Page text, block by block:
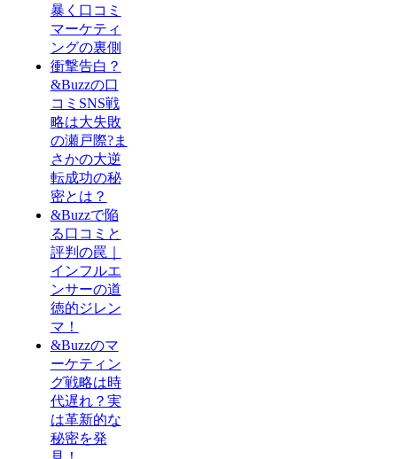
暴く口コミ
マーケティ
ングの裏側
衝撃告白？
&Buzzの口
コミSNS戦
略は大失敗
の瀬戸際?ま
さかの大逆
転成功の秘
密とは？
&Buzzで陥
る口コミと
評判の罠｜
インフルエ
ンサーの道
徳的ジレン
マ！
&Buzzのマ
ーケティン
グ戦略は時
代遅れ？実
は革新的な
秘密を発